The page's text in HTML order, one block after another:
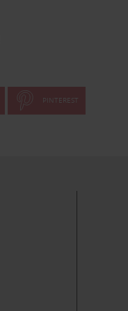
PINTEREST